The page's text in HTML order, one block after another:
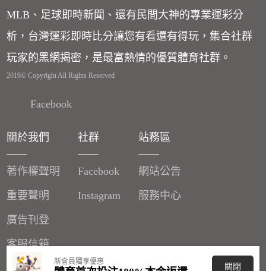
新會員獨享優惠
關閉
MLB、足球即時新聞、還有民間大神的專業運彩分
析，台灣運彩即時比分讓您有看還有得玩，集合社群
玩家的黑網揭密，是最富熱情的優質體育社群。
2019© Copyright All Rights Reserved
Facebook
關於我們
著作權聲明
重要聲明
廣告刊登
客服信箱
分潤辦法
社群
Facebook
Instagram
站務區
網站公告
服務中心